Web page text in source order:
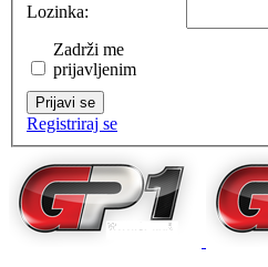
Lozinka:
Zadrži me
prijavljenim
Prijavi se
Registriraj se